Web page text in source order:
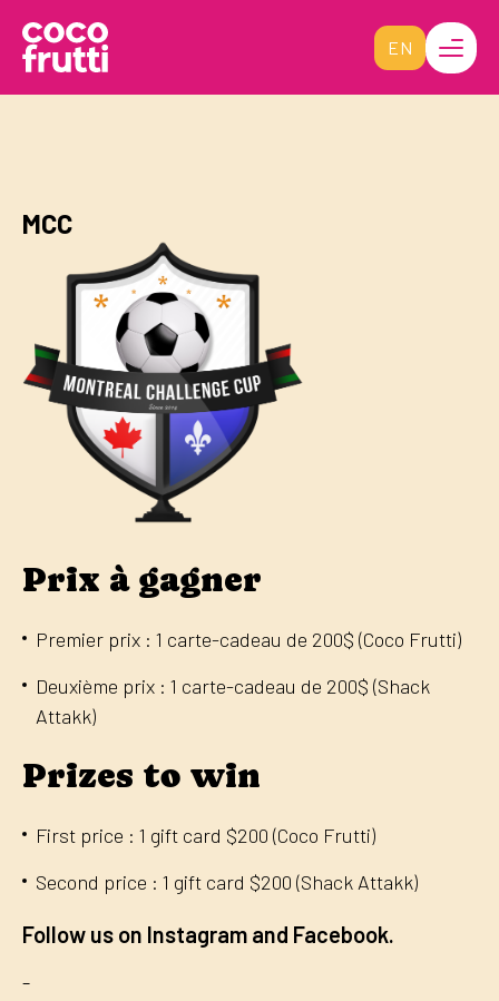
EN
MCC
Prix à gagner
Premier prix : 1 carte-cadeau de 200$ (Coco Frutti)
Deuxième prix : 1 carte-cadeau de 200$ (Shack
Attakk)
Prizes to win
First price : 1 gift card $200 (Coco Frutti)
Second price : 1 gift card $200 (Shack Attakk)
Follow us on Instagram and Facebook.
–